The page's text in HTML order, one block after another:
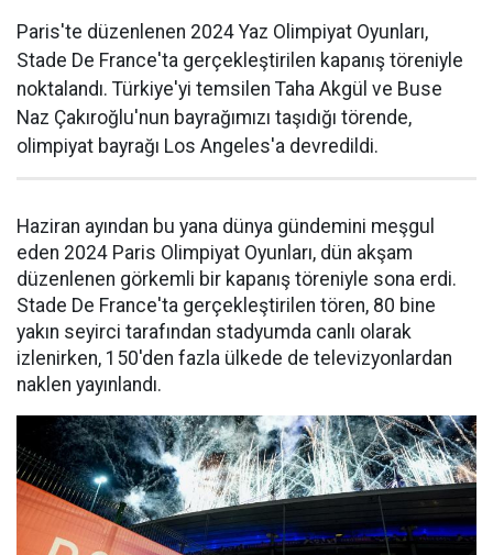
Paris'te düzenlenen 2024 Yaz Olimpiyat Oyunları,
Stade De France'ta gerçekleştirilen kapanış töreniyle
noktalandı. Türkiye'yi temsilen Taha Akgül ve Buse
Naz Çakıroğlu'nun bayrağımızı taşıdığı törende,
olimpiyat bayrağı Los Angeles'a devredildi.
Haziran ayından bu yana dünya gündemini meşgul
eden 2024 Paris Olimpiyat Oyunları, dün akşam
düzenlenen görkemli bir kapanış töreniyle sona erdi.
Stade De France'ta gerçekleştirilen tören, 80 bine
yakın seyirci tarafından stadyumda canlı olarak
izlenirken, 150'den fazla ülkede de televizyonlardan
naklen yayınlandı.